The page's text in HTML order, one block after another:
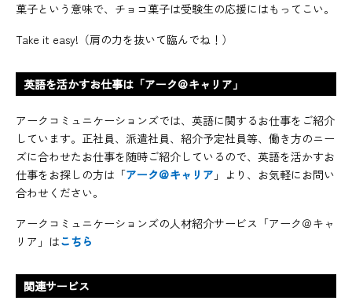
菓子という意味で、チョコ菓子は受験生の応援にはもってこい。
Take it easy!（肩の力を抜いて臨んでね！）
英語を活かすお仕事は「アーク＠キャリア」
アークコミュニケーションズでは、英語に関するお仕事をご紹介
しています。正社員、派遣社員、紹介予定社員等、働き方のニー
ズに合わせたお仕事を随時ご紹介しているので、英語を活かすお
仕事をお探しの方は「アーク＠キャリア 」より、お気軽にお問い
合わせください。
アークコミュニケーションズの人材紹介サービス「アーク＠キャ
リア」はこちら
関連サービス